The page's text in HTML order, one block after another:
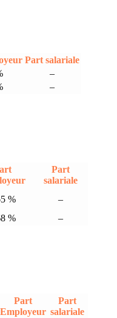
Part salariale
–
–
Part
salariale
%
–
% –
Part
Employeur
Part
salariale